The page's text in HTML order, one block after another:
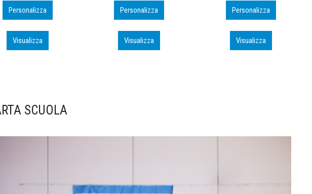
Personalizza
Visualizza
Personalizza
Visualizza
Personalizza
Visualizza
SCUOLA